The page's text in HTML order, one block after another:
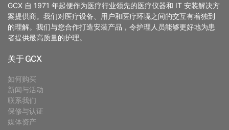
GCX 自 1971 年起便作为医疗行业领先的医疗仪器和 IT 安装解决方
案提供商。我们对医疗设备、用户和医疗环境之间的交互有着独到
的理解。我们与您合作打造安装产品，令护理人员能够更好地为患
者提供最高质量的护理。
关于 GCX
如何购买
新闻与活动
联系我们
保修与认证
媒体资产